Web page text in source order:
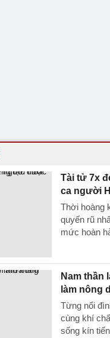
Tài tử 7x
ca người
Thời hoàng
quyến rũ
mức hoàn
Nam thần
làm nông
Từng nổi
cùng khí
sống kín